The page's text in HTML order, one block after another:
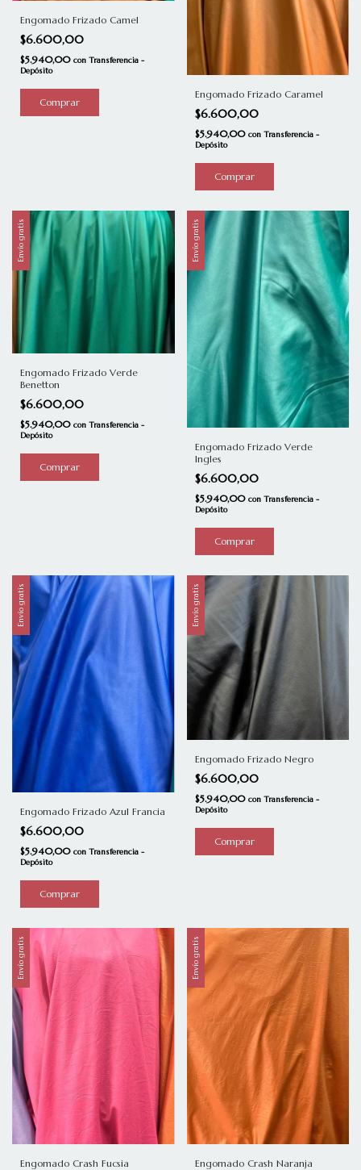
Engomado Frizado Camel
$6.600,00
$5.940,00 con Transferencia -
Depósito
Comprar
Engomado Frizado Caramel
$6.600,00
$5.940,00 con Transferencia -
Depósito
Comprar
Envío gratis
Engomado Frizado Verde
Benetton
$6.600,00
$5.940,00 con Transferencia -
Depósito
Comprar
Envío gratis
Engomado Frizado Verde
Ingles
$6.600,00
$5.940,00 con Transferencia -
Depósito
Comprar
Envío gratis
Engomado Frizado Azul Francia
$6.600,00
$5.940,00 con Transferencia -
Depósito
Comprar
Envío gratis
Engomado Frizado Negro
$6.600,00
$5.940,00 con Transferencia -
Depósito
Comprar
Envío gratis
Engomado Crash Fucsia
Envío gratis
Engomado Crash Naranja